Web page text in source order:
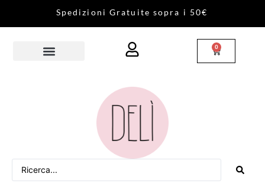
Sped izi on i Gratu ite sopra i 50€
0